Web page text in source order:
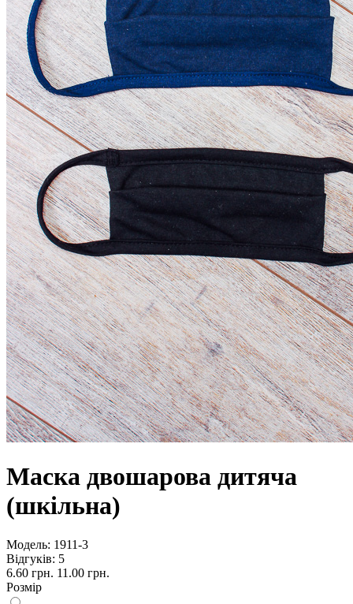
Маска двошарова дитяча
(шкільна)
Модель: 1911-3
Відгуків: 5
6.60 грн. 11.00 грн.
Розмір